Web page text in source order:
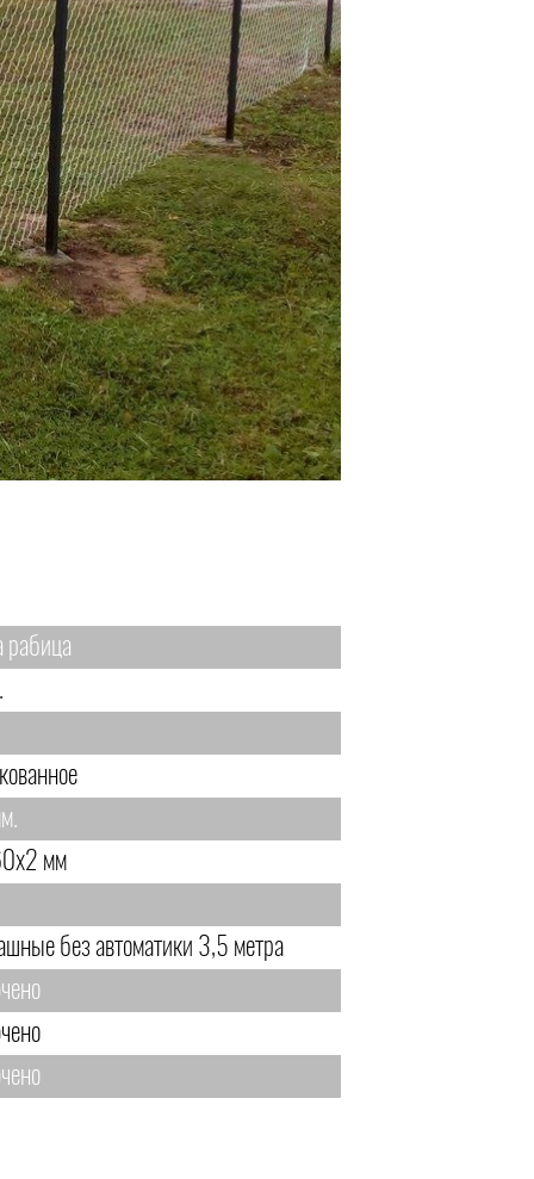
рабица
мм
без автоматики 3,5 метра